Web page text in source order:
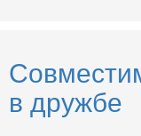
в дружбе